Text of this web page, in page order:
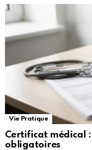
Vie Pratique
Certificat médical
obligatoires